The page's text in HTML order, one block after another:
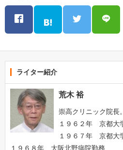
ライター紹介
荒木 裕
崇高クリニック院長。
１９６２年 京都大
１９６７年 京都大
１９６８年 大阪北野病院勤務